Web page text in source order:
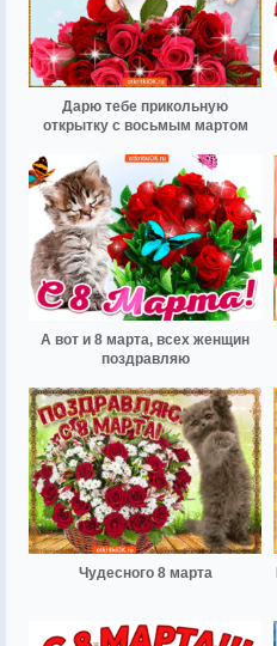
Дарю тебе прикольную
открытку с восьмым мартом
А вот и 8 марта, всех женщин
поздравляю
Чудесного 8 марта